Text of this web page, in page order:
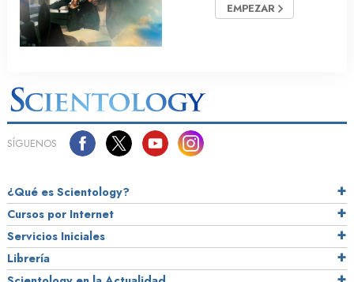
EMPEZAR
SÍGUENOS
¿Qué es Scientology?
Cursos por Internet
Servicios Iniciales
Librería